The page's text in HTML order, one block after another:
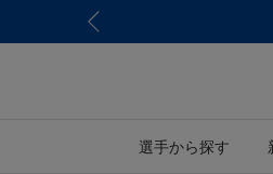
選手から探す